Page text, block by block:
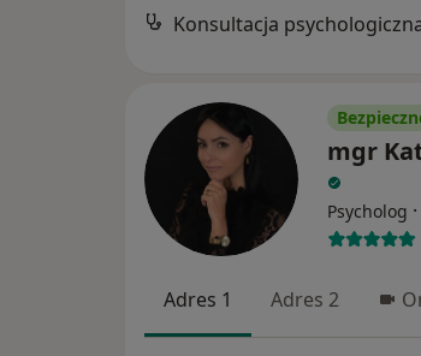
Konsultacja
mgr
Psycholog ·
Adres 1 Adres 2